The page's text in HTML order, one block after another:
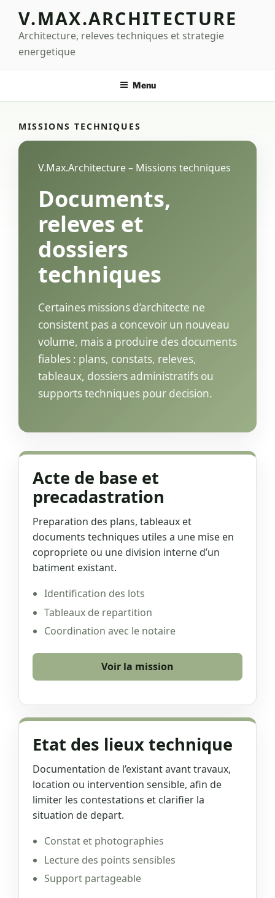
contenu
principal
V.MAX.ARCHITECTURE
Architecture, releves techniques et strategie
energetique
Menu
MISSIONS TECHNIQUES
V.Max.Architecture – Missions techniques
Documents,
releves et
dossiers
techniques
Certaines missions d’architecte ne
consistent pas a concevoir un nouveau
volume, mais a produire des documents
fiables : plans, constats, releves,
tableaux, dossiers administratifs ou
supports techniques pour decision.
Acte de base et
precadastration
Preparation des plans, tableaux et
documents techniques utiles a une mise en
copropriete ou une division interne d’un
batiment existant.
Identification des lots
Tableaux de repartition
Coordination avec le notaire
Voir la mission
Etat des lieux technique
Documentation de l’existant avant travaux,
location ou intervention sensible, afin de
limiter les contestations et clarifier la
situation de depart.
Constat et photographies
Lecture des points sensibles
Support partageable